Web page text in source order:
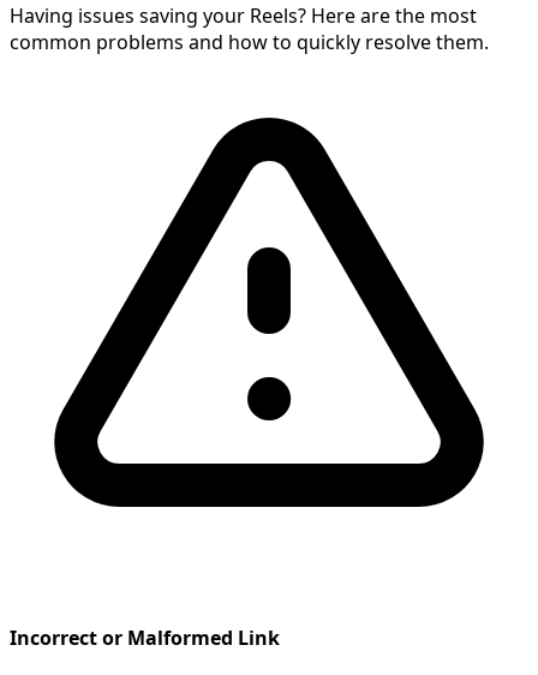
Having issues saving your Reels? Here are the most
common problems and how to quickly resolve them.
Incorrect or Malformed Link